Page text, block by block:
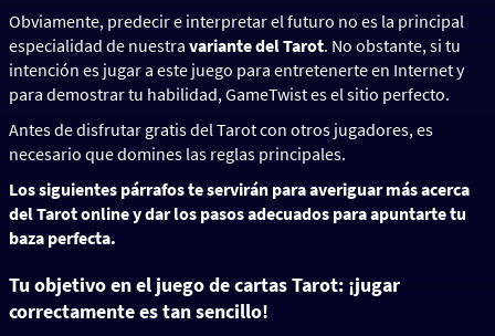
Obviamente, predecir e interpretar el futuro no es la principal
especialidad de nuestra variante del Tarot. No obstante, si tu
intención es jugar a este juego para entretenerte en Internet y
para demostrar tu habilidad, GameTwist es el sitio perfecto.
Antes de disfrutar gratis del Tarot con otros jugadores, es
necesario que domines las reglas principales.
Los siguientes párrafos te servirán para averiguar más acerca
del Tarot online y dar los pasos adecuados para apuntarte tu
baza perfecta.
Tu objetivo en el juego de cartas Tarot: ¡jugar
correctamente es tan sencillo!